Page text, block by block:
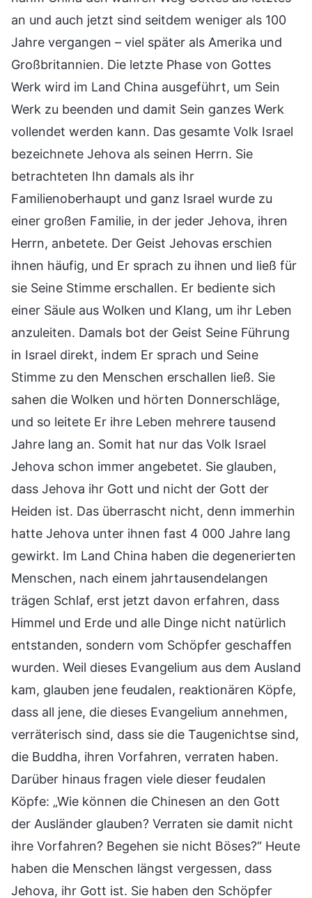
an und auch jetzt sind seitdem weniger als 100
Jahre vergangen – viel später als Amerika und
Großbritannien. Die letzte Phase von Gottes
Werk wird im Land China ausgeführt, um Sein
Werk zu beenden und damit Sein ganzes Werk
vollendet werden kann. Das gesamte Volk Israel
bezeichnete Jehova als seinen Herrn. Sie
betrachteten Ihn damals als ihr
Familienoberhaupt und ganz Israel wurde zu
einer großen Familie, in der jeder Jehova, ihren
Herrn, anbetete. Der Geist Jehovas erschien
ihnen häufig, und Er sprach zu ihnen und ließ für
sie Seine Stimme erschallen. Er bediente sich
einer Säule aus Wolken und Klang, um ihr Leben
anzuleiten. Damals bot der Geist Seine Führung
in Israel direkt, indem Er sprach und Seine
Stimme zu den Menschen erschallen ließ. Sie
sahen die Wolken und hörten Donnerschläge,
und so leitete Er ihre Leben mehrere tausend
Jahre lang an. Somit hat nur das Volk Israel
Jehova schon immer angebetet. Sie glauben,
dass Jehova ihr Gott und nicht der Gott der
Heiden ist. Das überrascht nicht, denn immerhin
hatte Jehova unter ihnen fast 4 000 Jahre lang
gewirkt. Im Land China haben die degenerierten
Menschen, nach einem jahrtausendelangen
trägen Schlaf, erst jetzt davon erfahren, dass
Himmel und Erde und alle Dinge nicht natürlich
entstanden, sondern vom Schöpfer geschaffen
wurden. Weil dieses Evangelium aus dem Ausland
kam, glauben jene feudalen, reaktionären Köpfe,
dass all jene, die dieses Evangelium annehmen,
verräterisch sind, dass sie die Taugenichtse sind,
die Buddha, ihren Vorfahren, verraten haben.
Darüber hinaus fragen viele dieser feudalen
Köpfe: „Wie können die Chinesen an den Gott
der Ausländer glauben? Verraten sie damit nicht
ihre Vorfahren? Begehen sie nicht Böses?“ Heute
haben die Menschen längst vergessen, dass
Jehova, ihr Gott ist. Sie haben den Schöpfer